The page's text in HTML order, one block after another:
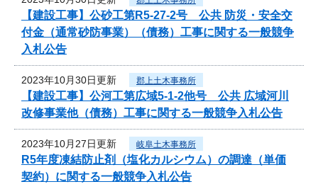
【建設工事】公砂工第R5-27-2号 公共 防災・安全交
付金（通常砂防事業）（債務）工事に関する一般競争
入札公告
2023年10月30日更新 郡上土木事務所
【建設工事】公河工第広域5-1-2他号 公共 広域河川
改修事業他（債務）工事に関する一般競争入札公告
2023年10月27日更新 岐阜土木事務所
R5年度凍結防止剤（塩化カルシウム）の調達（単価
契約）に関する一般競争入札公告